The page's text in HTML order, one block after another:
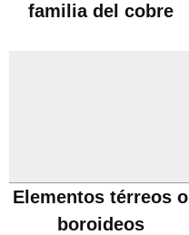
familia del cobre
Elementos térreos o
boroideos